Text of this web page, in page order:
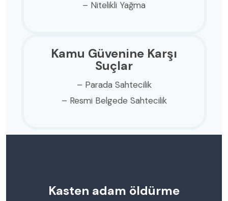
– Nitelikli Yağma
Kamu Güvenine Karşı
Suçlar
– Parada Sahtecilik
– Resmi Belgede Sahtecilik
Kasten adam öldürme